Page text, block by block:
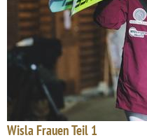
Wisla Frauen Teil 1